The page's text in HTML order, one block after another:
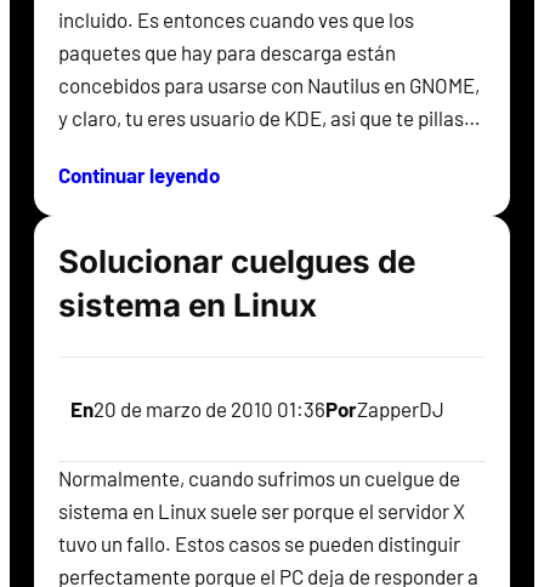
incluido. Es entonces cuando ves que los
paquetes que hay para descarga están
concebidos para usarse con Nautilus en GNOME,
y claro, tu eres usuario de KDE, asi que te pillas…
Continuar leyendo
Solucionar cuelgues de
sistema en Linux
En20 de marzo de 2010 01:36PorZapperDJ
Normalmente, cuando sufrimos un cuelgue de
sistema en Linux suele ser porque el servidor X
tuvo un fallo. Estos casos se pueden distinguir
perfectamente porque el PC deja de responder a